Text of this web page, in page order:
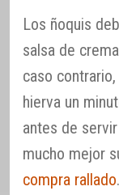
Los ñoquis
salsa de
caso
hierva un
antes de
mucho mejor
compra rallado.